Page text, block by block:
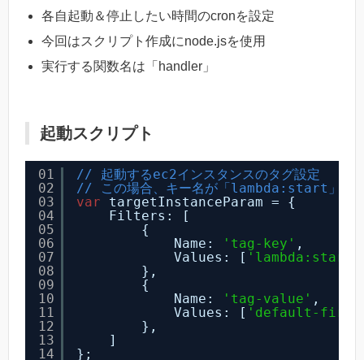
各自起動＆停止したい時間のcronを設定
今回はスクリプト作成にnode.jsを使用
実行する関数名は「handler」
起動スクリプト
01
02
03
04
05
06
07
08
09
10
11
12
13
14
// 起動するec2インスタンスのタグ設定
// この場合、キー名が「lambda:start」
var
targetInstanceParam = {
Filters: [
{
Name:
'tag-key' ,
Values: [ 'lambda:start'
},
{
Name:
'tag-value' ,
Values: [ 'default-
},
]
};